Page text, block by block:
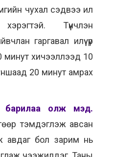
чухал сэдвээ илүү
Түүнчлэн
гаргавал илүү үр
минут хичээллээд 10
20 минут амрах
барилаа олж мэд.
тэмдэглэж авсан
авдаг бол зарим нь